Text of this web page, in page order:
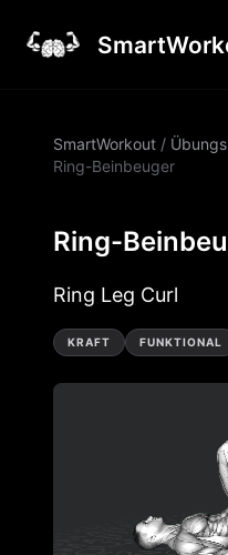
SmartWorkout /
Ring-Beinbeuger
Ring-
Ring Leg Curl
KRAFT FUNKTIONAL